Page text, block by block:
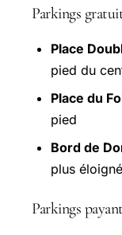
Parkings
Place
pied du
Place du
pied
Bord de
plus
Parkings